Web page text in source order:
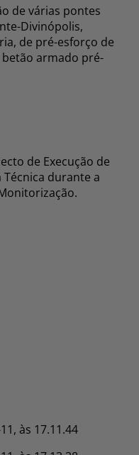
de várias pontes
Divinópolis,
de pré-esforço de
armado pré-
de Execução de
durante a